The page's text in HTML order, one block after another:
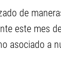
de
este mes
asociado a